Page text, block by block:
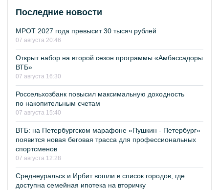
Последние новости
МРОТ 2027 года превысит 30 тысяч рублей
07 августа 20:46
Открыт набор на второй сезон программы «Амбассадоры
ВТБ»
07 августа 16:30
Россельхозбанк повысил максимальную доходность
по накопительным счетам
07 августа 15:40
ВТБ: на Петербургском марафоне «Пушкин - Петербург»
появится новая беговая трасса для профессиональных
спортсменов
07 августа 12:28
Среднеуральск и Ирбит вошли в список городов, где
доступна семейная ипотека на вторичку